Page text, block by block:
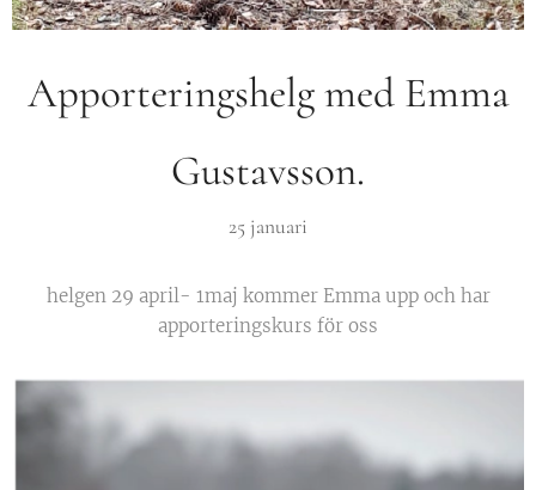
Apporteringshelg med Emma
Gustavsson.
25 januari
helgen 29 april- 1maj kommer Emma upp och har
apporteringskurs för oss